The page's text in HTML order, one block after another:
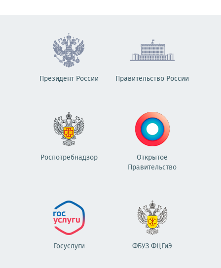
Президент России Правительство России
Роспотребнадзор
Открытое
Правительство
Госуслуги ФБУЗ ФЦГиЭ